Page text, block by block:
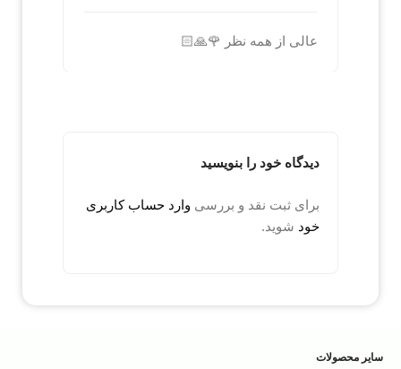
عالی از همه نظر 🌹🙏🏻
دیدگاه خود را بنویسید
برای ثبت نقد و بررسی وارد حساب کاربری
خود شوید.
سایر محصولات